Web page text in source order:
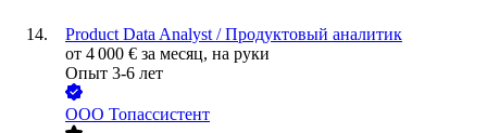
Product Data Analyst / Продуктовый аналитик
от 4 000 € за месяц, на руки
Опыт 3-6 лет
ООО Топассистент